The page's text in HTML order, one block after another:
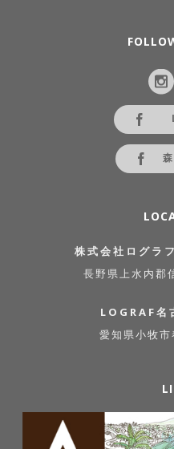
株式会社ログラ
長野県上水内郡
LOGRAF名
愛知県小牧